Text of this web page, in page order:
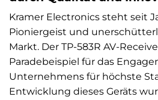
Kramer Electronics steht seit
Pioniergeist und
Markt. Der TP-583R AV-
Paradebeispiel für das
Unternehmens für höchste
Entwicklung dieses Geräts